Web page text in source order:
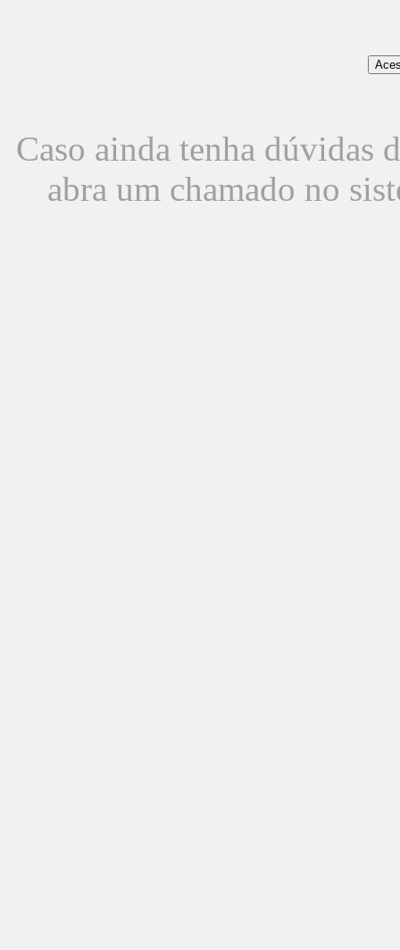
Caso ainda tenha dúvidas
abra um chamado no